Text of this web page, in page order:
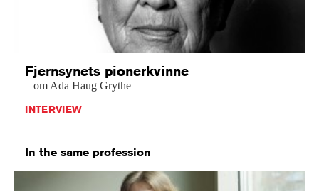
Fjernsynets pionerkvinne
– om Ada Haug Grythe
INTERVIEW
In the same profession